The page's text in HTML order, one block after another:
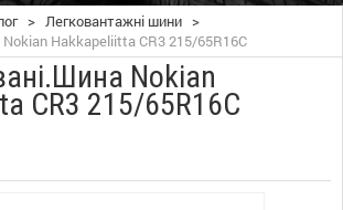
> Легковантажні шини >
Hakkapeliitta CR3 215/65R16C
Nokian
CR3 215/65R16C